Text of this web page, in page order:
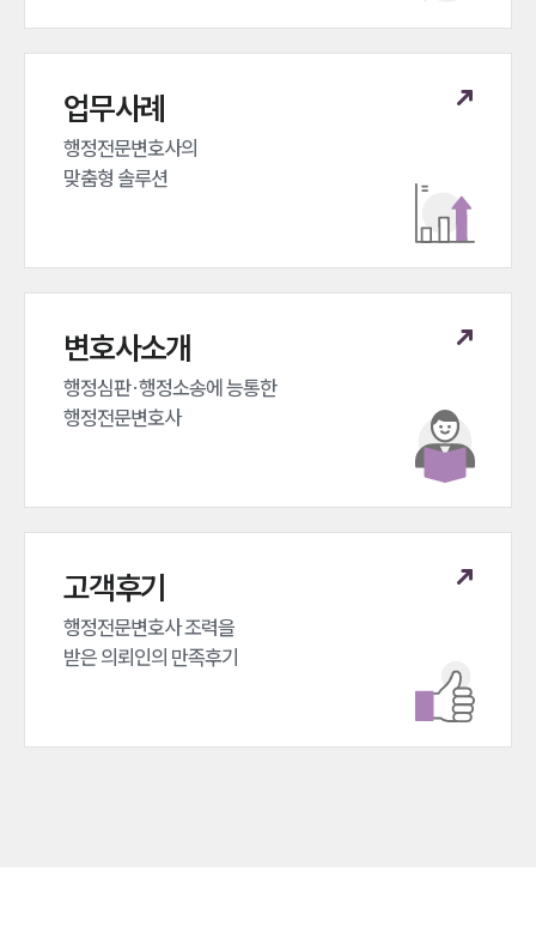
업무사례
행정전문변호사의
맞춤형 솔루션
변호사소개
행정심판·행정소송에 능통한
행정전문변호사
고객후기
행정전문변호사 조력을
받은 의뢰인의 만족후기